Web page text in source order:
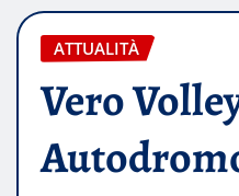
ATTUALITÀ
Vero